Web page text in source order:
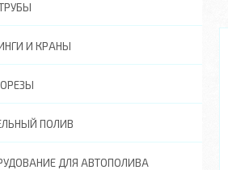
И КРАНЫ
ПОЛИВ
ДЛЯ АВТОПОЛИВА